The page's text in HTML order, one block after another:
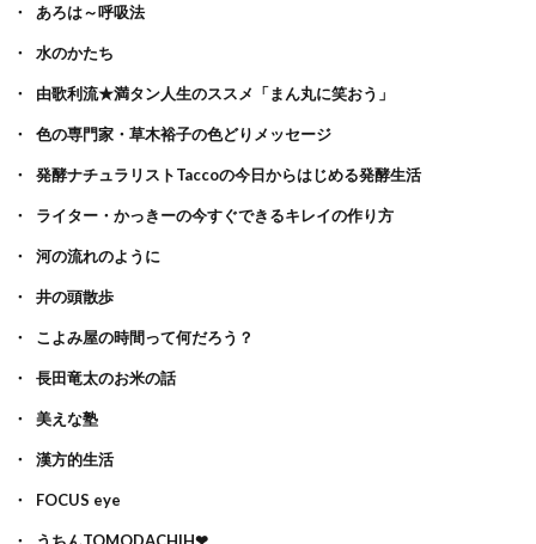
あろは～呼吸法
水のかたち
由歌利流★満タン人生のススメ「まん丸に笑おう」
色の専門家・草木裕子の色どりメッセージ
発酵ナチュラリストTaccoの今日からはじめる発酵生活
ライター・かっきーの今すぐできるキレイの作り方
河の流れのように
井の頭散歩
こよみ屋の時間って何だろう？
長田竜太のお米の話
美えな塾
漢方的生活
FOCUS eye
うちんTOMODACHIH❤